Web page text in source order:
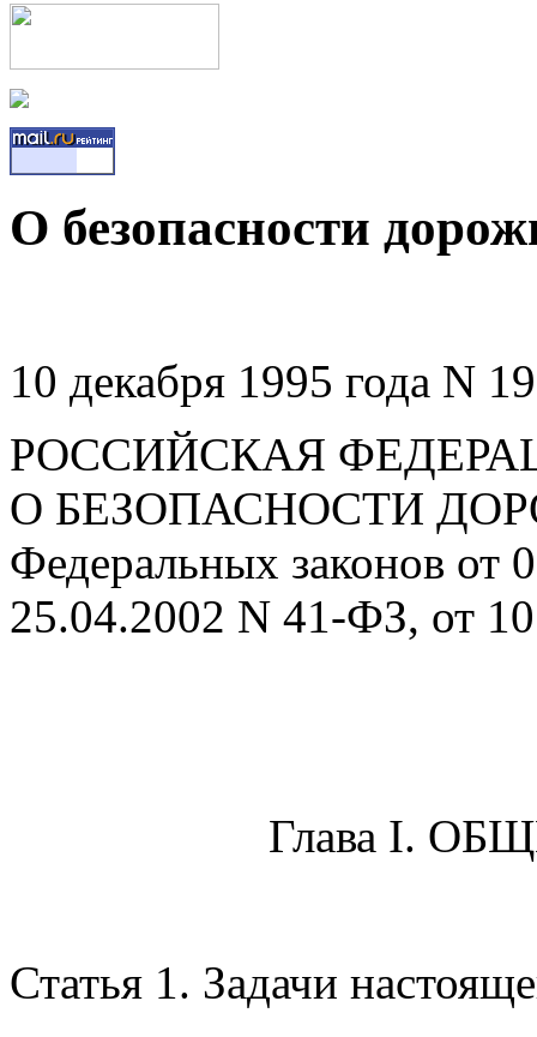
О безопасности
10 декабря 1995 года N
РОССИЙСКАЯ
О БЕЗОПАСНОСТИ
Федеральных законов от
25.04.2002 N 41-ФЗ, от
Глава I.
Статья 1. Задачи